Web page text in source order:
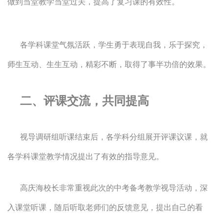
做到当堂教学当堂过关，提高了复习课的有效性。
各学科课堂气氛活跃，学生勇于表现自我，乐于探究，
师生互动、生生互动，精彩不断，取得了事半功倍的效果。
二、评课交流，共同提高
视导调研组听课结束后，各学科分组展开评课议课，就
各学科课堂教学情况提出了有效的指导意见。
高庆海校长非常重视此次的中考备考教学视导活动，深
入课堂听课，随后听取老师们的反馈意见，提出自己的看